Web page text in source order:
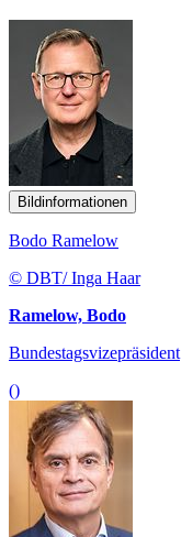
Bildinformationen
Bodo Ramelow
© DBT/ Inga Haar
Ramelow, Bodo
Bundestagsvizepräsident
()